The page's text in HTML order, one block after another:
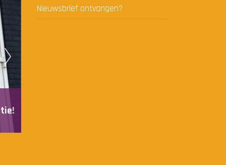
Nieuwsbrief ontvangen?